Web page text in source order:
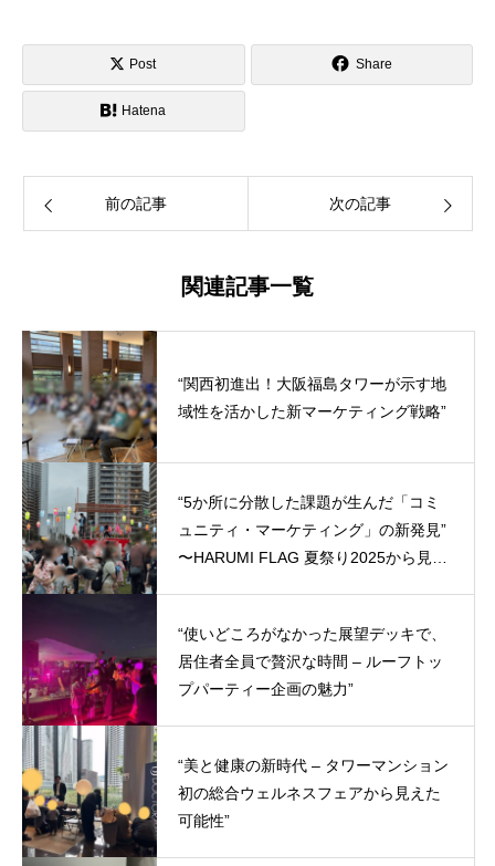
Post Share
Hatena
前の記事 次の記事
関連記事一覧
“関西初進出！大阪福島タワーが示す地
域性を活かした新マーケティング戦略”
“5か所に分散した課題が生んだ「コミ
ュニティ・マーケティング」の新発見”
〜HARUMI FLAG 夏祭り2025から見え
“使いどころがなかった展望デッキで、
居住者全員で贅沢な時間 – ルーフトッ
プパーティー企画の魅力”
“美と健康の新時代 – タワーマンション
初の総合ウェルネスフェアから見えた
可能性”